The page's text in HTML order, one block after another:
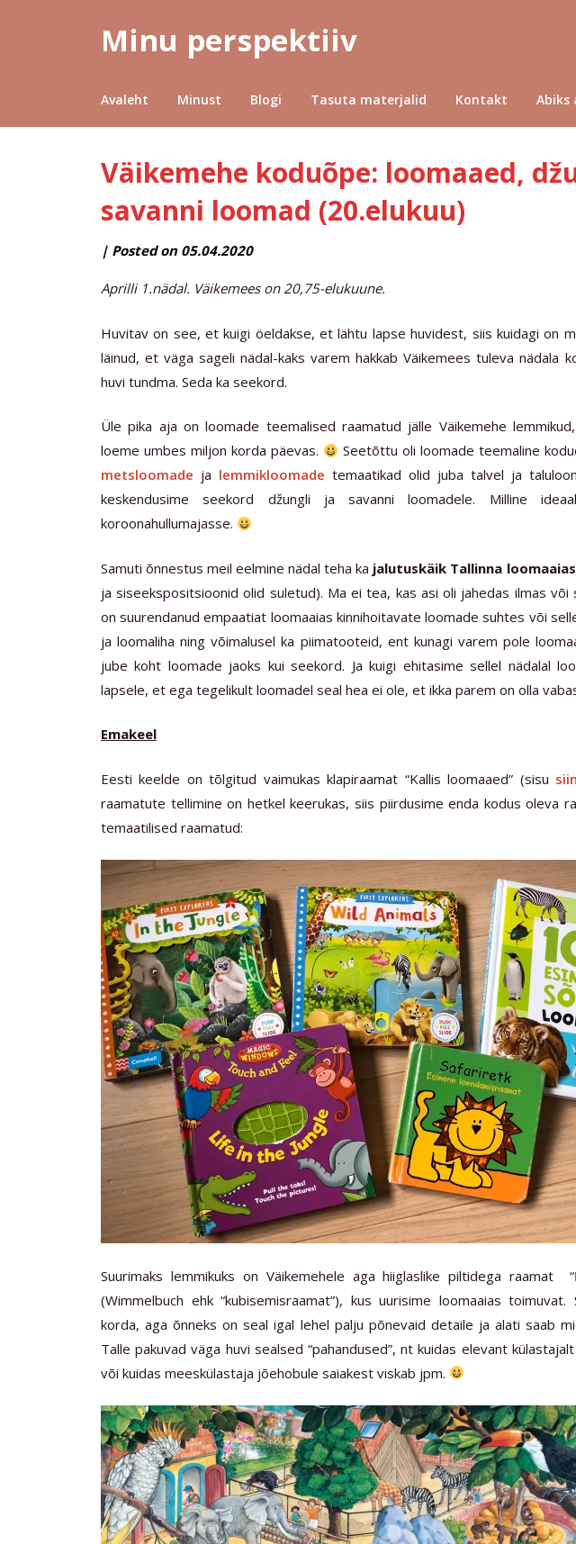
Minu perspektiiv
Avaleht Minust Blogi Tasuta materjalid Kontakt Abiks
Väikemehe koduõpe: loomaaed,
savanni loomad (20.elukuu)
by
| Posted on 05.04.2020
Aprilli 1.nädal. Väikemees on 20,75-elukuune.
Huvitav on see, et kuigi öeldakse, et lähtu lapse huvidest, siis kuidagi on
läinud, et väga sageli nädal-kaks varem hakkab Väikemees tuleva nädala
huvi tundma. Seda ka seekord.
Üle pika aja on loomade teemalised raamatud jälle Väikemehe
loeme umbes miljon korda päevas.
Seetõttu oli loomade teemaline
metsloomade ja lemmikloomade temaatikad olid juba talvel ja
keskendusime seekord džungli ja savanni loomadele. Milline
koroonahullumajasse.
Samuti õnnestus meil eelmine nädal teha ka jalutuskäik Tallinna loomaaias
ja siseekspositsioonid olid suletud). Ma ei tea, kas asi oli jahedas ilmas või
on suurendanud empaatiat loomaaias kinnihoitavate loomade suhtes või
ja loomaliha ning võimalusel ka piimatooteid, ent kunagi varem pole
jube koht loomade jaoks kui seekord. Ja kuigi ehitasime sellel nädalal
lapsele, et ega tegelikult loomadel seal hea ei ole, et ikka parem on olla
Emakeel
Eesti keelde on tõlgitud vaimukas klapiraamat “Kallis loomaaed” (sisu
raamatute tellimine on hetkel keerukas, siis piirdusime enda kodus oleva
temaatilised raamatud:
Suurimaks lemmikuks on Väikemehele aga hiiglaslike piltidega raamat “
(Wimmelbuch ehk “kubisemisraamat”), kus uurisime loomaaias
korda, aga õnneks on seal igal lehel palju põnevaid detaile ja alati saab
Talle pakuvad väga huvi sealsed “pahandused”, nt kuidas elevant
või kuidas meeskülastaja jõehobule saiakest viskab jpm.